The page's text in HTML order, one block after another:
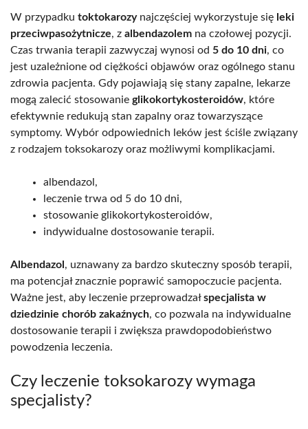
W przypadku toktokarozynajczęściej wykorzystuje się leki
przeciwpasożytnicze, z albendazolem na czołowej pozycji.
Czas trwania terapii zazwyczaj wynosi od 5 do 10 dni, co
jest uzależnione od ciężkości objawów oraz ogólnego stanu
zdrowia pacjenta. Gdy pojawiają się stany zapalne, lekarze
mogą zalecić stosowanie glikokortykosteroidów, które
efektywnie redukują stan zapalny oraz towarzyszące
symptomy. Wybór odpowiednich leków jest ściśle związany
z rodzajem toksokarozy oraz możliwymi komplikacjami.
albendazol,
leczenie trwa od 5 do 10 dni,
stosowanie glikokortykosteroidów,
indywidualne dostosowanie terapii.
Albendazol , uznawany za bardzo skuteczny sposób terapii,
ma potencjał znacznie poprawić samopoczucie pacjenta.
Ważne jest, aby leczenie przeprowadzałspecjalista w
dziedzinie chorób zakaźnych, co pozwala na indywidualne
dostosowanie terapii i zwiększa prawdopodobieństwo
powodzenia leczenia.
Czy leczenie toksokarozy wymaga
specjalisty?